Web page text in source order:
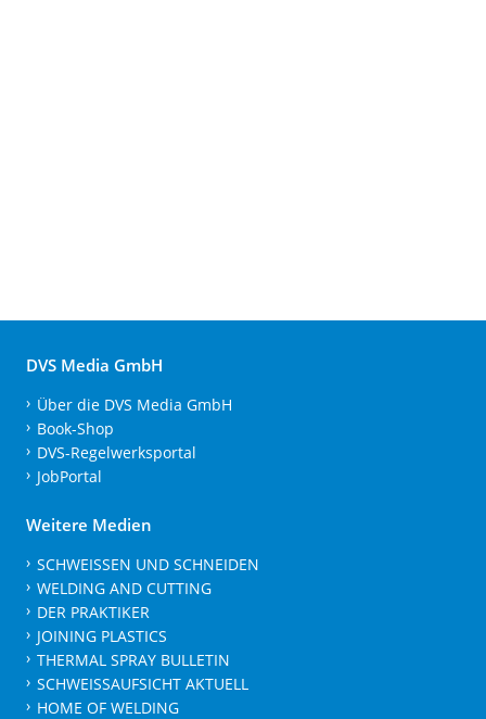
DVS Media GmbH
Über die DVS Media GmbH
Book-Shop
DVS-Regelwerksportal
JobPortal
Weitere Medien
SCHWEISSEN UND SCHNEIDEN
WELDING AND CUTTING
DER PRAKTIKER
JOINING PLASTICS
THERMAL SPRAY BULLETIN
SCHWEISSAUFSICHT AKTUELL
HOME OF WELDING